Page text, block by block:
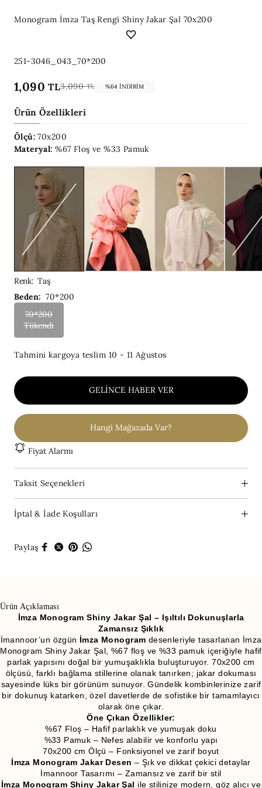
Monogram İmza Taş Rengi Shiny Jakar Şal 70x200
251-3046_043_70*200
1,090TL3,090TL %64 İNDIRIM
Ürün Özellikleri
Ölçü: 70x200
Materyal: %67 Floş ve %33 Pamuk
Renk:Taş
Beden: 70*200
70*200
Tükendi
Tahmini kargoya teslim 10 - 11 Ağustos
GELINCE HABER VER
Hangi Mağazada Var?
Fiyat Alarmı
Taksit Seçenekleri
İptal & İade Koşulları
Paylaş
Ürün Açıklaması
İmza Monogram Shiny Jakar Şal – Işıltılı Dokunuşlarla
Zamansız Şıklık
İmannoor’un özgün
İmza Monogram desenleriyle tasarlanan İmza
Monogram Shiny Jakar Şal, %67 floş ve %33 pamuk içeriğiyle hafif
parlak yapısını doğal bir yumuşaklıkla buluşturuyor. 70x200 cm
ölçüsü, farklı bağlama stillerine olanak tanırken; jakar dokuması
sayesinde lüks bir görünüm sunuyor. Gündelik kombinlerinize zarif
bir dokunuş katarken, özel davetlerde de sofistike bir tamamlayıcı
olarak öne çıkar.
Öne Çıkan Özellikler:
%67 Floş – Hafif parlaklık ve yumuşak doku
%33 Pamuk – Nefes alabilir ve konforlu yapı
70x200 cm Ölçü – Fonksiyonel ve zarif boyut
İmza Monogram Jakar Desen – Şık ve dikkat çekici detaylar
İmannoor Tasarımı – Zamansız ve zarif bir stil
İmza Monogram Shiny Jakar Şal
ile stilinize modern, göz alıcı ve